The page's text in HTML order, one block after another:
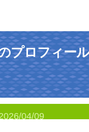
プロフィール
04/09